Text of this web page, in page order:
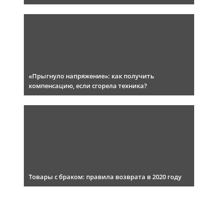
«Прыгнуло напряжение»: как получить
компенсацию, если сгорела техника?
Товары с браком: правила возврата в 2020 году